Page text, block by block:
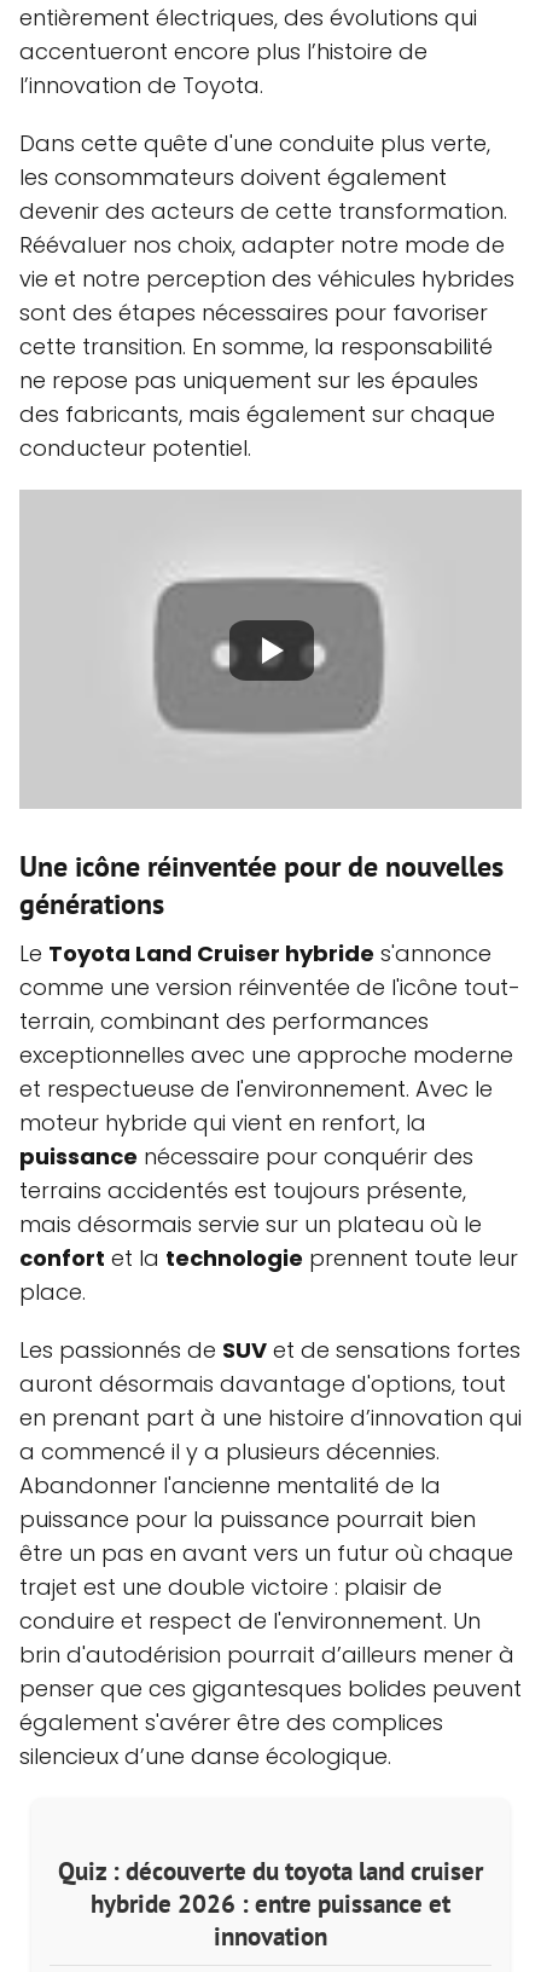
entièrement électriques, des évolutions qui
accentueront encore plus l’histoire de
l’innovation de Toyota.
Dans cette quête d'une conduite plus verte,
les consommateurs doivent également
devenir des acteurs de cette transformation.
Réévaluer nos choix, adapter notre mode de
vie et notre perception des véhicules hybrides
sont des étapes nécessaires pour favoriser
cette transition. En somme, la responsabilité
ne repose pas uniquement sur les épaules
des fabricants, mais également sur chaque
conducteur potentiel.
Une icône réinventée pour de nouvelles
générations
Le Toyota Land Cruiser hybride s'annonce
comme une version réinventée de l'icône tout-
terrain, combinant des performances
exceptionnelles avec une approche moderne
et respectueuse de l'environnement. Avec le
moteur hybride qui vient en renfort, la
puissance nécessaire pour conquérir des
terrains accidentés est toujours présente,
mais désormais servie sur un plateau où le
confort et la technologie prennent toute leur
place.
Les passionnés de SUV et de sensations fortes
auront désormais davantage d'options, tout
en prenant part à une histoire d’innovation qui
a commencé il y a plusieurs décennies.
Abandonner l'ancienne mentalité de la
puissance pour la puissance pourrait bien
être un pas en avant vers un futur où chaque
trajet est une double victoire : plaisir de
conduire et respect de l'environnement. Un
brin d'autodérision pourrait d’ailleurs mener à
penser que ces gigantesques bolides peuvent
également s'avérer être des complices
silencieux d’une danse écologique.
Quiz : découverte du toyota land cruiser
hybride 2026 : entre puissance et
innovation